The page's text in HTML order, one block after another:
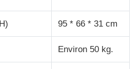
95 * 66 * 31 cm
Environ 50 kg.